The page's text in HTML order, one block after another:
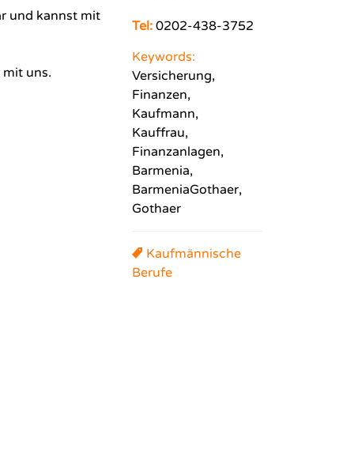
und kannst mit
uns.
Tel: 0202-438-3752
Keywords:
Versicherung,
Finanzen,
Kaufmann,
Kauffrau,
Finanzanlagen,
Barmenia,
BarmeniaGothaer,
Gothaer
Kaufmännische
Berufe